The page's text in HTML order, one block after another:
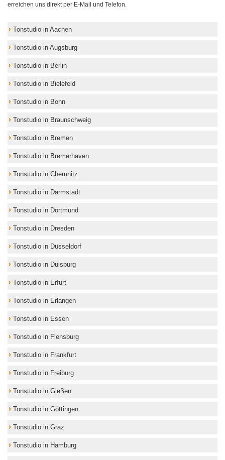
erreichen uns direkt per E-Mail und Telefon.
Tonstudio in Aachen
Tonstudio in Augsburg
Tonstudio in Berlin
Tonstudio in Bielefeld
Tonstudio in Bonn
Tonstudio in Braunschweig
Tonstudio in Bremen
Tonstudio in Bremerhaven
Tonstudio in Chemnitz
Tonstudio in Darmstadt
Tonstudio in Dortmund
Tonstudio in Dresden
Tonstudio in Düsseldorf
Tonstudio in Duisburg
Tonstudio in Erfurt
Tonstudio in Erlangen
Tonstudio in Essen
Tonstudio in Flensburg
Tonstudio in Frankfurt
Tonstudio in Freiburg
Tonstudio in Gießen
Tonstudio in Göttingen
Tonstudio in Graz
Tonstudio in Hamburg